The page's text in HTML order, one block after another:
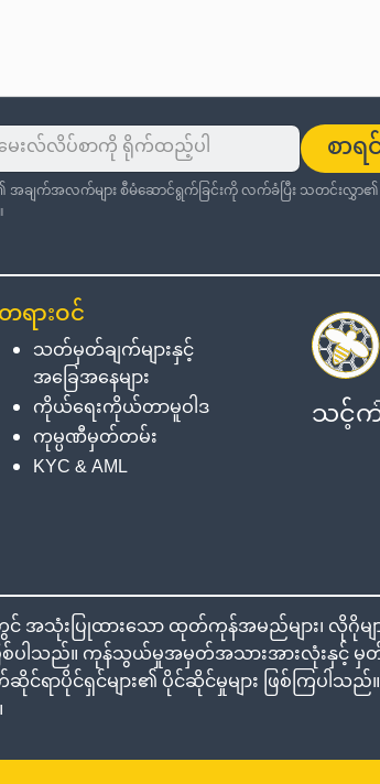
စာရ
အချက်အလက်များ စီမံဆောင်ရွက်ခြင်းကို လက်ခံပြီး သတင်းလွှာ၏
တရားဝင်
သတ်မှတ်ချက်များနှင့်
အခြေအနေများ
ကိုယ်ရေးကိုယ်တာမူဝါဒ
ကုမ္ပဏီမှတ်တမ်း
KYC & AML
သင့်က
သုံးပြုထားသော ထုတ်ကုန်အမည်များ၊ လိုဂိုမ
ပါသည်။ ကုန်သွယ်မှုအမှတ်အသားအားလုံးနှင့်
ရာပိုင်ရှင်များ၏ ပိုင်ဆိုင်မှုများ ဖြစ်ကြပါသ